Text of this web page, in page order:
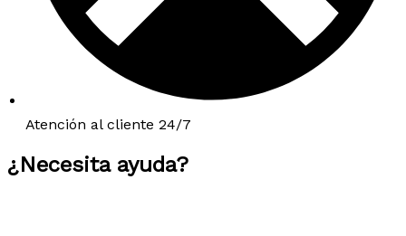
Atención al cliente 24/7
¿Necesita ayuda?